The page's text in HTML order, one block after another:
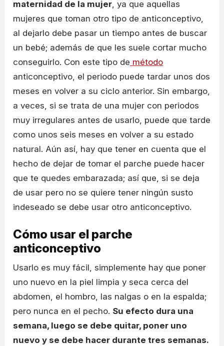
maternidad de la mujer, ya que aquellas
mujeres que toman otro tipo de anticonceptivo,
al dejarlo debe pasar un tiempo antes de buscar
un bebé; además de que les suele cortar mucho
conseguirlo. Con este tipo de método
anticonceptivo, el periodo puede tardar unos dos
meses en volver a su ciclo anterior. Sin embargo,
a veces, si se trata de una mujer con periodos
muy irregulares antes de usarlo, puede que tarde
como unos seis meses en volver a su estado
natural. Aún así, hay que tener en cuenta que el
hecho de dejar de tomar el parche puede hacer
que te quedes embarazada; así que, si se deja
de usar pero no se quiere tener ningún susto
indeseado se debe usar otro anticonceptivo.
Cómo usar el parche
anticonceptivo
Usarlo es muy fácil, simplemente hay que poner
uno nuevo en la piel limpia y seca cerca del
abdomen, el hombro, las nalgas o en la espalda;
pero nunca en el pecho. Su efecto dura una
semana, luego se debe quitar, poner uno
nuevo y se debe hacer durante tres semanas.